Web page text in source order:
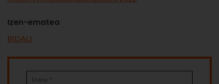
Izen-ematea
BIDALI